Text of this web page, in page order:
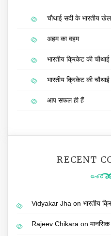
चौथाई सदी के भारतीय खेल
अहम का वहम
भारतीय क्रिकेट की
भारतीय क्रिकेट की
आप सफल ही हैं
RECENT
Vidyakar Jha on भारतीय
Rajeev Chikara on मानसिक